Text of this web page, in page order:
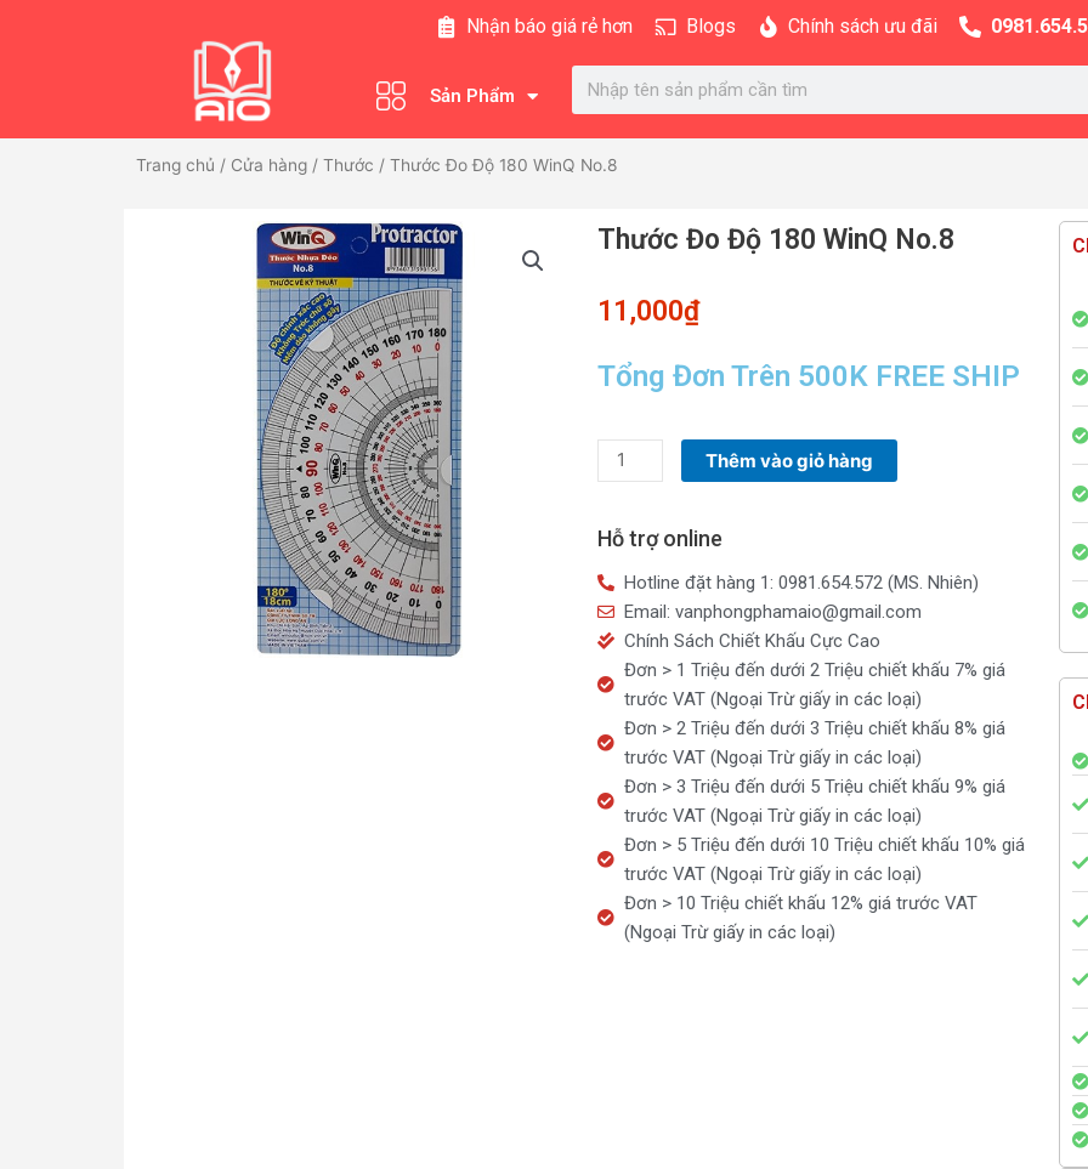
Nhận báo giá rẻ hơn Blogs Chính sách ưu đãi
Sản Phẩm
Search
Trang chủ / Cửa hàng / Thước / Thước Đo Độ 180 WinQ No.8
Thước Đo Độ 180 WinQ No.8
11,000₫
Tổng Đơn Trên 500K FREE SHIP
Thước
Đo
180
WinQ
No.8
số
lượng
Thêm vào giỏ hàng
Hỗ trợ online
Hotline đặt hàng 1: 0981.654.572 (MS. Nhiên)
Email: vanphongphamaio@gmail.com
Chính Sách Chiết Khấu Cực Cao
Đơn > 1 Triệu đến dưới 2 Triệu chiết khấu 7% giá
trước VAT (Ngoại Trừ giấy in các loại)
Đơn > 2 Triệu đến dưới 3 Triệu chiết khấu 8% giá
trước VAT (Ngoại Trừ giấy in các loại)
Đơn > 3 Triệu đến dưới 5 Triệu chiết khấu 9% giá
trước VAT (Ngoại Trừ giấy in các loại)
Đơn > 5 Triệu đến dưới 10 Triệu chiết khấu 10% giá
trước VAT (Ngoại Trừ giấy in các loại)
Đơn > 10 Triệu chiết khấu 12% giá trước VAT
(Ngoại Trừ giấy in các loại)